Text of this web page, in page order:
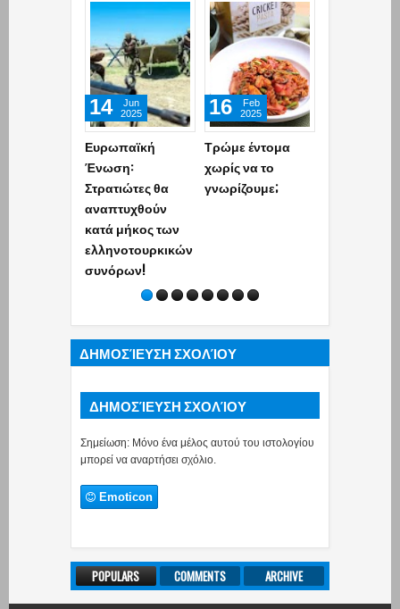
Ευρωπαϊκή
Ένωση:
Στρατιώτες θα
αναπτυχθούν
κατά μήκος των
ελληνοτουρκικών
συνόρων!
14
Jun
2025
Τρώμε έντομα
χωρίς να το
γνωρίζουμε;
16
Feb
2025
ΔΗΜΟΣΊΕΥΣΗ ΣΧΟΛΊΟΥ
ΔΗΜΟΣΊΕΥΣΗ ΣΧΟΛΊΟΥ
Σημείωση: Μόνο ένα μέλος αυτού του ιστολογίου
μπορεί να αναρτήσει σχόλιο.
Emoticon
POPULARS COMMENTS ARCHIVE